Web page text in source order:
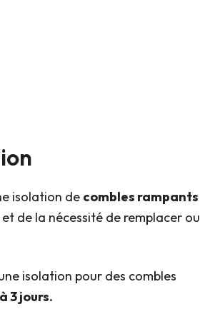
isolation de combles rampants
et de la nécessité de remplacer ou
isolation pour des combles
3 jours.